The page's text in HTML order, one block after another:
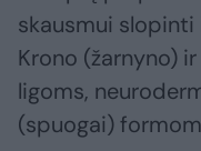
skausmui
Krono (žarnyno)
ligoms,
(spuogai)